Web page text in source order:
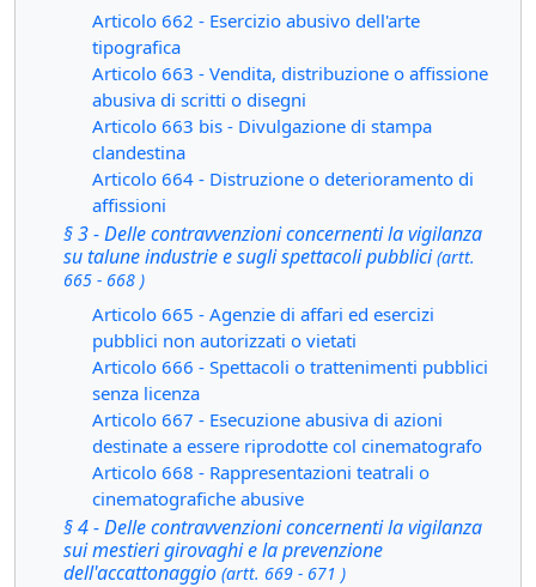
Articolo 662 - Esercizio abusivo dell'arte
tipografica
Articolo 663 - Vendita, distribuzione o affissione
abusiva di scritti o disegni
Articolo 663 bis - Divulgazione di stampa
clandestina
Articolo 664 - Distruzione o deterioramento di
affissioni
§ 3 - Delle contravvenzioni concernenti la vigilanza
su talune industrie e sugli spettacoli pubblici(artt.
665 - 668 )
Articolo 665 - Agenzie di affari ed esercizi
pubblici non autorizzati o vietati
Articolo 666 - Spettacoli o trattenimenti pubblici
senza licenza
Articolo 667 - Esecuzione abusiva di azioni
destinate a essere riprodotte col cinematografo
Articolo 668 - Rappresentazioni teatrali o
cinematografiche abusive
§ 4 - Delle contravvenzioni concernenti la vigilanza
sui mestieri girovaghi e la prevenzione
dell'accattonaggio (artt. 669 - 671 )